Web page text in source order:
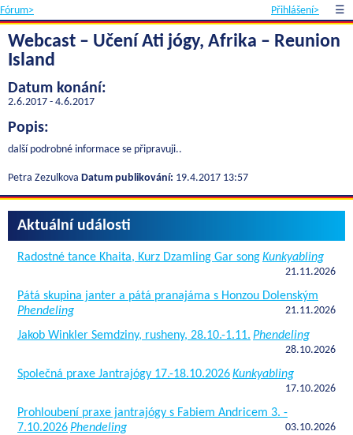
Fórum> Přihlášení> ☰
Webcast – Učení Ati jógy, Afrika – Reunion
Island
Datum konání:
2.6.2017 - 4.6.2017
Popis:
další podrobné informace se připravuji..
Petra Zezulkova Datum publikování: 19.4.2017 13:57
Aktuální události
Radostné tance Khaita, Kurz Dzamling Gar songKunkyabling
21.11.2026
Pátá skupina janter a pátá pranajáma s Honzou Dolenským
Phendeling
21.11.2026
Jakob Winkler Semdziny, rusheny, 28.10.-1.11. Phendeling
28.10.2026
Společná praxe Jantrajógy 17.-18.10.2026Kunkyabling
17.10.2026
Prohloubení praxe jantrajógy s Fabiem Andricem 3. -
7.10.2026Phendeling 03.10.2026